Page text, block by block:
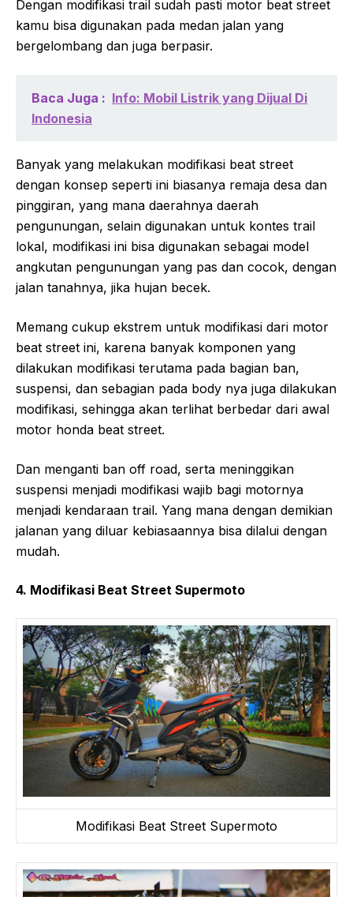
Dengan modifikasi trail sudah pasti motor beat street
kamu bisa digunakan pada medan jalan yang
bergelombang dan juga berpasir.
Baca Juga : Info: Mobil Listrik yang Dijual Di
Indonesia
Banyak yang melakukan modifikasi beat street
dengan konsep seperti ini biasanya remaja desa dan
pinggiran, yang mana daerahnya daerah
pengunungan, selain digunakan untuk kontes trail
lokal, modifikasi ini bisa digunakan sebagai model
angkutan pengunungan yang pas dan cocok, dengan
jalan tanahnya, jika hujan becek.
Memang cukup ekstrem untuk modifikasi dari motor
beat street ini, karena banyak komponen yang
dilakukan modifikasi terutama pada bagian ban,
suspensi, dan sebagian pada body nya juga dilakukan
modifikasi, sehingga akan terlihat berbedar dari awal
motor honda beat street.
Dan menganti ban off road, serta meninggikan
suspensi menjadi modifikasi wajib bagi motornya
menjadi kendaraan trail. Yang mana dengan demikian
jalanan yang diluar kebiasaannya bisa dilalui dengan
mudah.
4. Modifikasi Beat Street Supermoto
Modifikasi Beat Street Supermoto